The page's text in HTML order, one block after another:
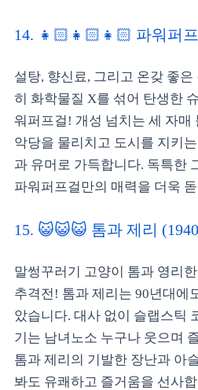
14. 👧🏻👧🏻👧🏻 파워퍼
설탕, 향신료, 그리고 온갖 좋
히 화학물질 X를 섞어 탄생한
워퍼프걸! 개성 넘치는 세 자매
악당을 물리치고 도시를 지키
과 유머로 가득합니다. 독특한
파워퍼프걸만의 매력을 더욱
15. 😺😺😺 톰과 제리
말썽꾸러기 고양이 톰과 영리
추격전! 톰과 제리는 90년대에
았습니다. 대사 없이 슬랩스틱
기는 남녀노소 누구나 웃으며
톰과 제리의 기발한 장난과 아
봐도 유쾌하고 즐거움을 선사